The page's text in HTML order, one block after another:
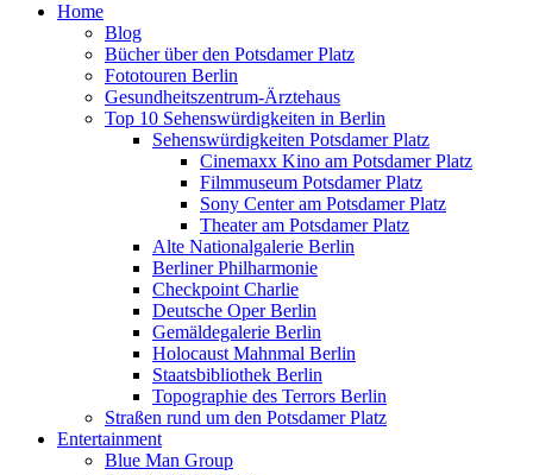
Home
Blog
Bücher über den Potsdamer Platz
Fototouren Berlin
Gesundheitszentrum-Ärztehaus
Top 10 Sehenswürdigkeiten in Berlin
Sehenswürdigkeiten Potsdamer Platz
Cinemaxx Kino am Potsdamer Platz
Filmmuseum Potsdamer Platz
Sony Center am Potsdamer Platz
Theater am Potsdamer Platz
Alte Nationalgalerie Berlin
Berliner Philharmonie
Checkpoint Charlie
Deutsche Oper Berlin
Gemäldegalerie Berlin
Holocaust Mahnmal Berlin
Staatsbibliothek Berlin
Topographie des Terrors Berlin
Straßen rund um den Potsdamer Platz
Entertainment
Blue Man Group